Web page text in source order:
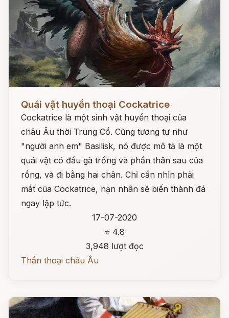
Quái vật huyền thoại Cockatrice
Cockatrice là một sinh vật huyền thoại của
châu Âu thời Trung Cổ. Cũng tương tự như
"người anh em" Basilisk, nó được mô tả là một
quái vật có đầu gà trống và phần thân sau của
rồng, và đi bằng hai chân. Chỉ cần nhìn phải
mắt của Cockatrice, nạn nhân sẽ biến thành đá
ngay lập tức.
17-07-2020
⭐ 4.8
3,948 lượt đọc
Thần thoại châu Âu